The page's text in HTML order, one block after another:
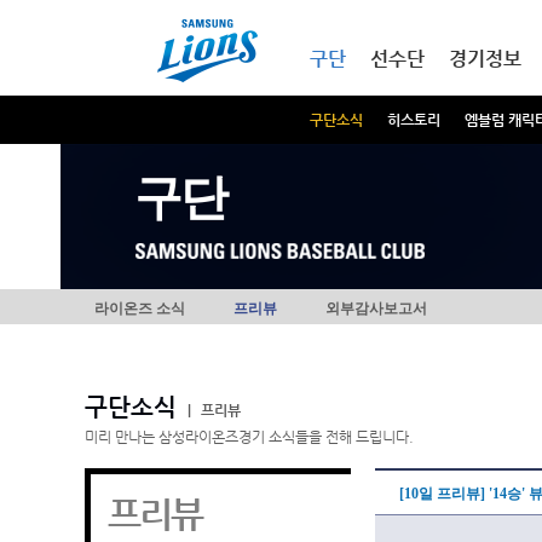
구단
구단소식 히스토리 엠블럼 캐릭
선수단 경기정보
구단
라이온즈 소식 프리뷰 외부감사보고서
구단소식
프리뷰
미리 만나는 삼성라이온즈경기 소식들을 전해 드립니다.
프리뷰 [10일 프리뷰] '14승'